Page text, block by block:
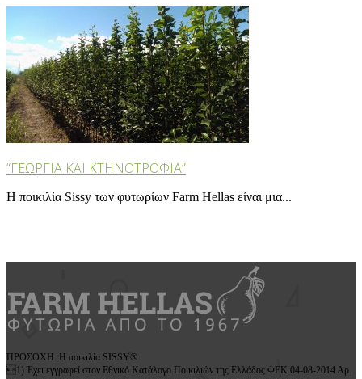
“ΓΕΩΡΓΙΑ ΚΑΙ ΚΤΗΝΟΤΡΟΦΙΑ”
Η ποικιλία Sissy των φυτωρίων Farm Hellas είναι μια...
ΠΡΟΣΟΧΗ: Η ποικιλία SISSY®
1) Έχει εγγραφεί στον Εθνικό Κατάλογο Ποικιλιών της Ελλάδος ΦΕΚ 04-08-2014 Αρ.